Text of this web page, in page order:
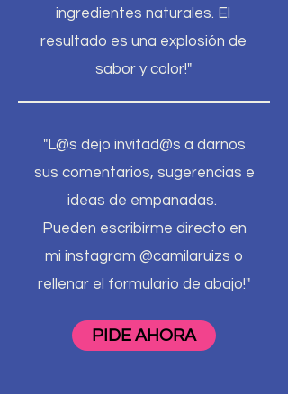
ingredientes naturales. El
resultado es una explosión de
sabor y color!"
"L@s dejo invitad@s a darnos
sus comentarios, sugerencias e
ideas de empanadas.
Pueden escribirme directo en
mi instagram @camilaruizs o
rellenar el formulario de abajo!"
PIDE AHORA